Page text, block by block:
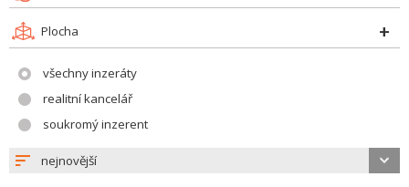
Plocha
všechny inzeráty
realitní kancelář
soukromý inzerent
nejnovější